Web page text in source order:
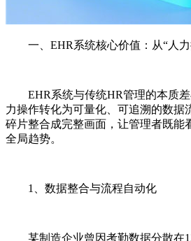
一、EHR系统核心价值：从“人
EHR系统与传统HR管理的本质
力操作转化为可量化、可追溯的数据
碎片整合成完整画面，让管理者既能
全局趋势。
1、数据整合与流程自动化
某制造企业曾因考勤数据分散在